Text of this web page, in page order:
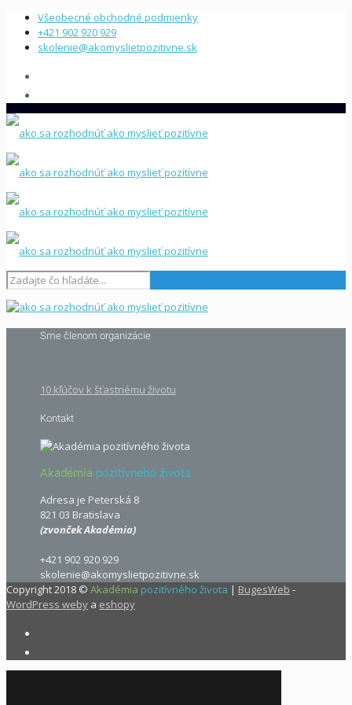
Všeobecné obchodné podmienky
+421 902 920 929
skolenie@akomyslietpozitivne.sk
Sme členom organizácie
10 kľúčov k šťastnému životu
Kontakt
Akadémia pozitívného života
Adresa je Peterská 8
821 03 Bratislava
(zvonček Akadémia)
+421 902 920 929
skolenie@akomyslietpozitivne.sk
Copyright 2018 © Akadémia pozitívného života | BugesWeb -
WordPress weby a eshopy